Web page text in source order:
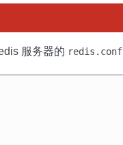
服务器的 redis.conf